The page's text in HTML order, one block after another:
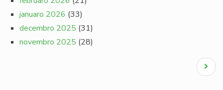
januaro 2026 (33)
decembro 2025 (31)
novembro 2025 (28)
Next
page